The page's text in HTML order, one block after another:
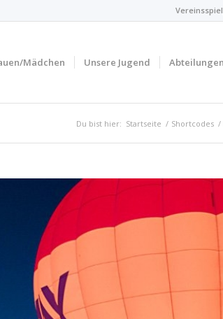
Mädchen Unsere Jugend Abteilungen
Du bist hier: Startseite / Shortcodes /